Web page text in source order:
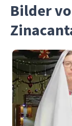
Bilder